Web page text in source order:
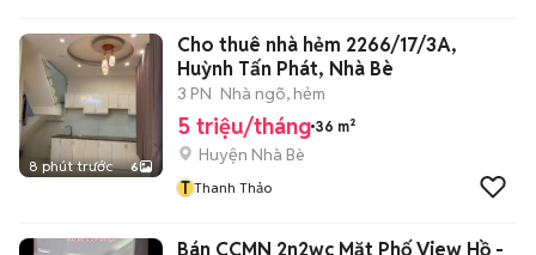
8 phút trước 6
Cho thuê nhà hẻm 2266/17/3A,
Huỳnh Tấn Phát, Nhà Bè
3 PN Nhà ngõ, hẻm
5 triệu/tháng 36 m²
Huyện Nhà Bè
T Thanh Thảo
Bán CCMN 2n2wc Mặt Phố View Hồ -